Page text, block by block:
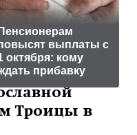
Пенсионерам
выплаты с
октября: кому
прибавку
Троицы в